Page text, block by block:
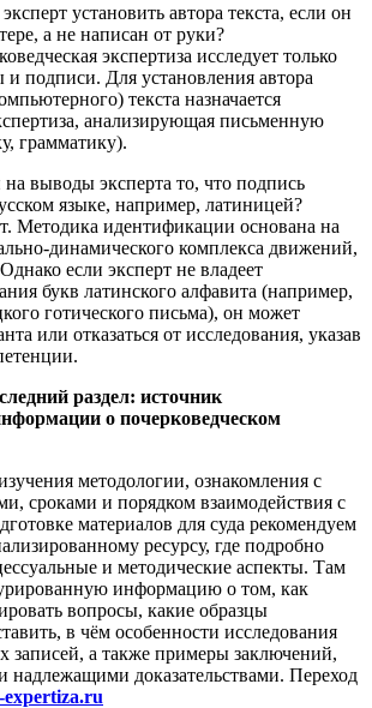
установить автора текста, если он
а не написан от руки?
экспертиза исследует только
и подписи. Для установления автора
текста назначается
анализирующая письменную
грамматику).
выводы эксперта то, что подпись
языке, например, латиницей?
Методика идентификации основана на
динамического комплекса движений,
если эксперт не владеет
букв латинского алфавита (например,
готического письма), он может
или отказаться от исследования, указав
раздел: источник
о почерковедческом
методологии, ознакомления с
сроками и порядком взаимодействия с
материалов для суда рекомендуем
ресурсу, где подробно
и методические аспекты. Там
информацию о том, как
вопросы, какие образцы
в чём особенности исследования
записей, а также примеры заключений,
надлежащими доказательствами. Переход
expertiza.ru